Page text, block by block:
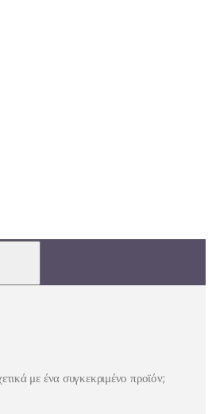
με ένα συγκεκριμένο προϊόν;